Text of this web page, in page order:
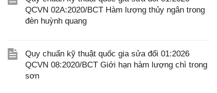
QCVN 02A:2020/BCT Hàm lượng thủy ngân trong
đèn huỳnh quang
Quy chuẩn kỹ thuật quốc gia sửa đổi 01:2026
QCVN 08:2020/BCT Giới hạn hàm lượng chì trong
sơn